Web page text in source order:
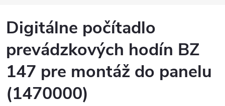
Digitálne počítadlo
prevádzkových hodín BZ
147 pre montáž do panelu
(1470000)